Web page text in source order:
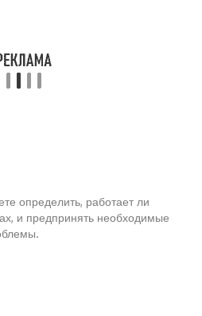
определить, работает ли
и предпринять необходимые